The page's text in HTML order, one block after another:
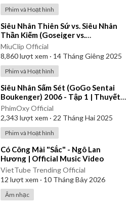
Phim và Hoạt hình
⁣Siêu Nhân Thiên Sứ vs. Siêu Nhân
Thần Kiếm (Goseiger vs.
Shinkenger) | Vietsub
MiuClip Official
8,860lượt xem · 14 Tháng Giêng 2025
Phim và Hoạt hình
⁣Siêu Nhân Sấm Sét (GoGo Sentai
Boukenger) 2006 - Tập 1 | Thuyết
Minh
PhimOxy Official
2,343 lượt xem · 22 Tháng Hai 2025
Phim và Hoạt hình
⁣Có Công Mài "Sắc" - Ngô Lan
Hương | Official Music Video
VietTube Trending Official
12 lượt xem · 10 Tháng Bảy 2026
Âm nhạc